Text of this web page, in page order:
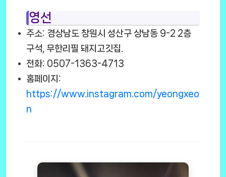
영선
주소: 경상남도 창원시 성산구 상남동 9-2 2층
구석, 무한리필 돼지고깃집.
전화: 0507-1363-4713
홈페이지:
https://www.instagram.com/yeongxeo
n